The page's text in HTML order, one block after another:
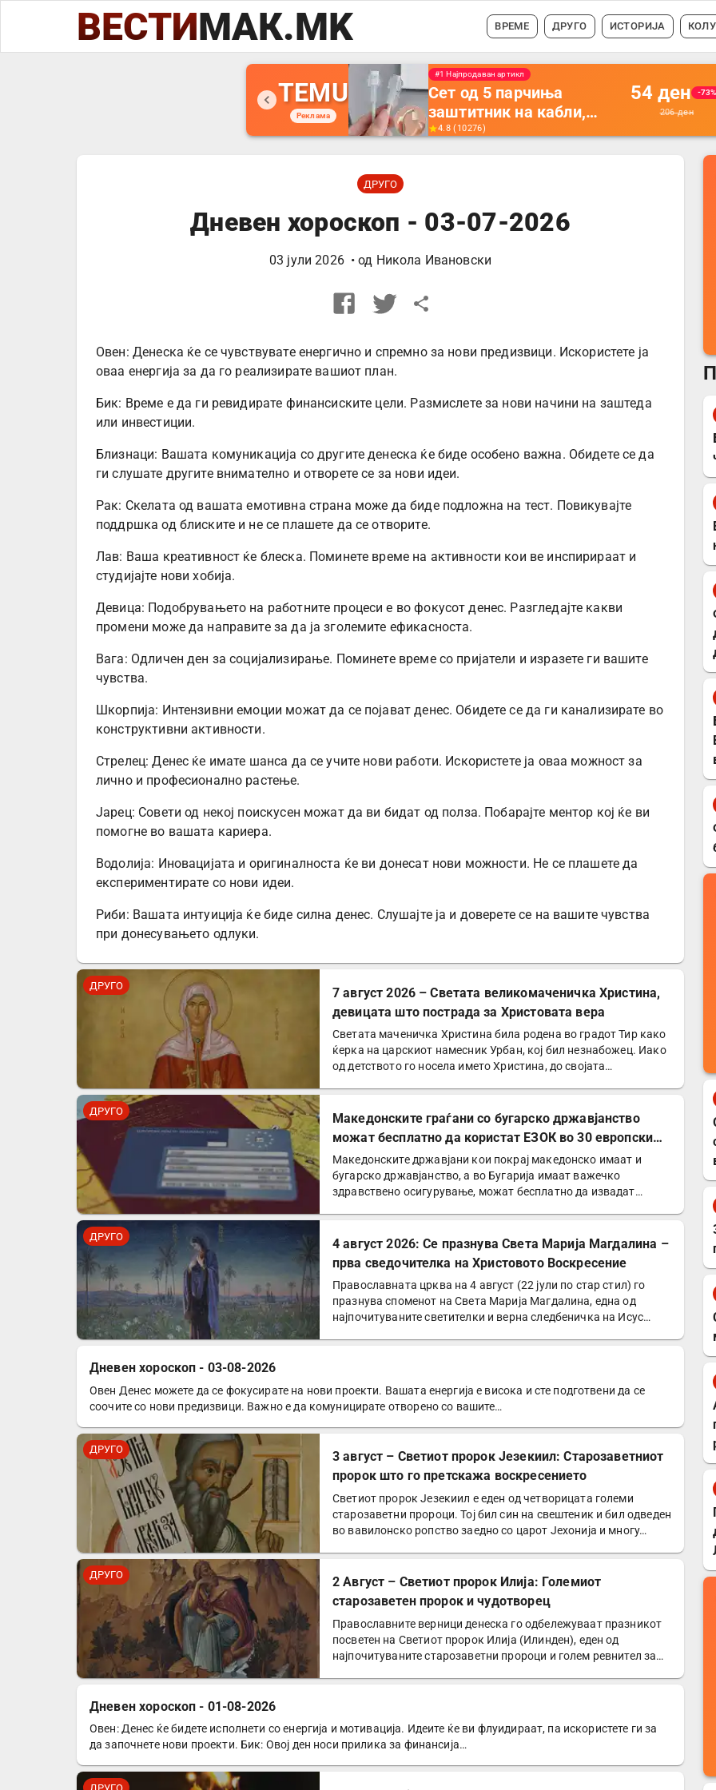
ВЕСТИМАК.MK ВРЕМЕ ДРУГО ИСТОРИЈА
TEMU
Реклама
#1 Најпродавано
Држач за полнење на
телефон кој се монтира
на ѕид -
кревет и за ТВ
далечински управувач
4.5(16742
56 ден -35%
87ден
ДРУГО
Дневен хороскоп - 03-07-2026
03 јули 2026 • од Никола Ивановски
Овен: Денеска ќе се чувствувате енергично и спремно за нови предизвици. Искористете ја
оваа енергија за да го реализирате вашиот план.
Бик: Време е да ги ревидирате финансиските цели. Размислете за нови начини на заштеда
или инвестиции.
Близнаци: Вашата комуникација со другите денеска ќе биде особено важна. Обидете се да
ги слушате другите внимателно и отворете се за нови идеи.
Рак: Скелата од вашата емотивна страна може да биде подложна на тест. Повикувајте
поддршка од блиските и не се плашете да се отворите.
Лав: Ваша креативност ќе блеска. Поминете време на активности кои ве инспирираат и
студијајте нови хобија.
Девица: Подобрувањето на работните процеси е во фокусот денес. Разгледајте какви
промени може да направите за да ја зголемите ефикасноста.
Вага: Одличен ден за социјализирање. Поминете време со пријатели и изразете ги вашите
чувства.
Шкорпија: Интензивни емоции можат да се појават денес. Обидете се да ги канализирате во
конструктивни активности.
Стрелец: Денес ќе имате шанса да се учите нови работи. Искористете ја оваа можност за
лично и професионално растење.
Јарец: Совети од некој поискусен можат да ви бидат од полза. Побарајте ментор кој ќе ви
помогне во вашата кариера.
Водолија: Иновацијата и оригиналноста ќе ви донесат нови можности. Не се плашете да
експериментирате со нови идеи.
Риби: Вашата интуиција ќе биде силна денес. Слушајте ја и доверете се на вашите чувства
при донесувањето одлуки.
ДРУГО
7 август 2026 – Светата великомаченичка Христина,
девицата што пострада за Христовата вера
Светата маченичка Христина била родена во градот Тир како
ќерка на царскиот намесник Урбан, кој бил незнабожец. Иако
од детството го носела името Христина, до својата…
ДРУГО
Mакедонските граѓани со бугарско државјанство
можат бесплатно да користат ЕЗОК во 30 европски
земји
Македонските државјани кои покрај македонско имаат и
бугарско државјанство, а во Бугарија имаат важечко
здравствено осигурување, можат бесплатно да извадат
ДРУГО
4 август 2026: Се празнува Света Марија Магдалина –
прва сведочителка на Христовото Воскресение
Православната црква на 4 август (22 јули по стар стил) го
празнува споменот на Света Марија Магдалина, една од
најпочитуваните светителки и верна следбеничка на Исус…
ДРУГО
Дневен хороскоп - 03-08-2026
Овен Денес можете да се фокусирате на нови проекти. Вашата енергија е висока и сте подготвени да се
соочите со нови предизвици. Важно е да комуницирате отворено со вашите…
ДРУГО
3 август – Светиот пророк Језекиил: Старозаветниот
пророк што го претскажа воскресението
Светиот пророк Језекиил е еден од четворицата големи
старозаветни пророци. Тој бил син на свештеник и бил одведен
во вавилонско ропство заедно со царот Јехонија и многу…
ДРУГО
2 Август – Светиот пророк Илија: Големиот
старозаветен пророк и чудотворец
Православните верници денеска го одбележуваат празникот
посветен на Светиот пророк Илија (Илинден), еден од
најпочитуваните старозаветни пророци и голем ревнител за…
ДРУГО
Дневен хороскоп - 01-08-2026
Овен: Денес ќе бидете исполнети со енергија и мотивација. Идеите ќе ви флуидираат, па искористете ги за
да започнете нови проекти. Бик: Овој ден носи прилика за финансија…